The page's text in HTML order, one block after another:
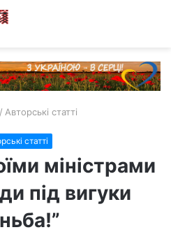
/ Авторські статті
статті
міністрами
під вигуки